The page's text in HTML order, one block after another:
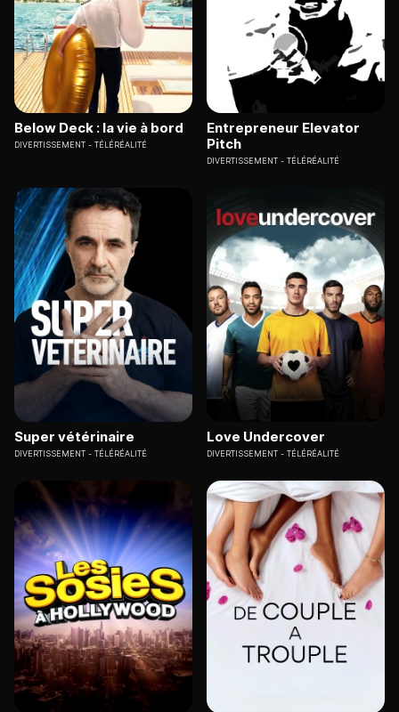
Below Deck : la vie à bord
DIVERTISSEMENT TÉLÉRÉALITÉ
Entrepreneur Elevator
Pitch
DIVERTISSEMENT TÉLÉRÉALITÉ
Super vétérinaire
DIVERTISSEMENT TÉLÉRÉALITÉ
Love Undercover
DIVERTISSEMENT TÉLÉRÉALITÉ